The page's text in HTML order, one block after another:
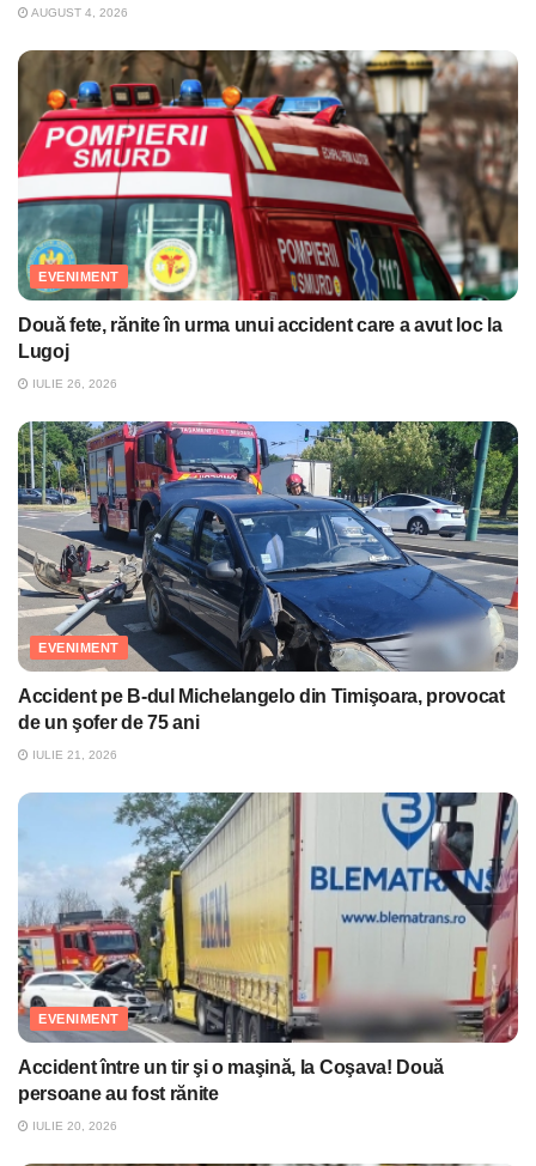
AUGUST 4, 2026
EVENIMENT
Două fete, rănite în urma unui accident care a avut loc la
Lugoj
IULIE 26, 2026
EVENIMENT
Accident pe B-dul Michelangelo din Timişoara, provocat
de un şofer de 75 ani
IULIE 21, 2026
EVENIMENT
Accident între un tir şi o maşină, la Coşava! Două
persoane au fost rănite
IULIE 20, 2026